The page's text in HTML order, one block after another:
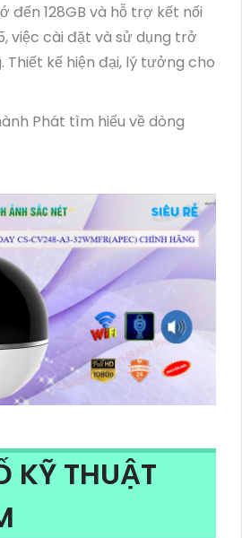
đến 128GB và hỗ trợ kết nối
việc cài đặt và sử dụng trở
Thiết kế hiện đại, lý tưởng cho
Phát tìm hiểu về dòng
KỸ THUẬT